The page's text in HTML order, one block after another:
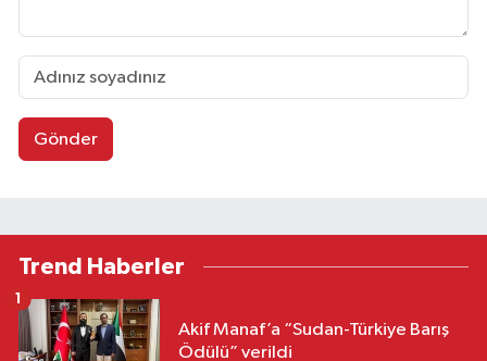
Gönder
Trend Haberler
Akif Manaf’a “Sudan-Türkiye Barış
Ödülü” verildi
1